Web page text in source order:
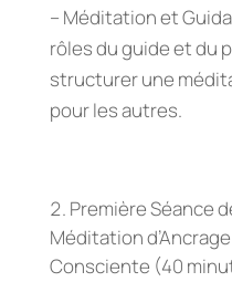
– Méditation et
rôles du guide et du
structurer une
pour les autres.
Première Séance
Méditation
Consciente (40